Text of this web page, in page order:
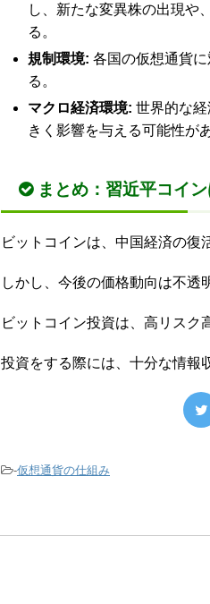
し、新たな変異株の出現や
る。
規制環境: 各国の仮想通貨
る。
マクロ経済環境: 世界的な
きく影響を与える可能性が
まとめ：習近平コイ
ビットコインは、中国経済の復
しかし、今後の価格動向は不透
ビットコイン投資は、高リスク
投資をする際には、十分な情報
-仮想通貨の仕組み